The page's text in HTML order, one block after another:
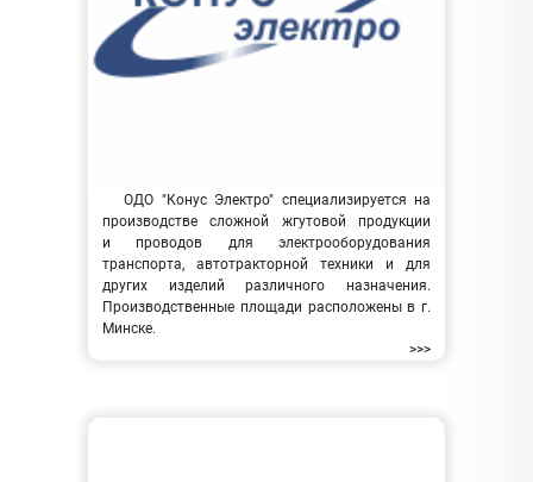
ОДО "Конус Электро" специализируется на
производстве сложной жгутовой продукции
и проводов для электрооборудования
транспорта, автотракторной техники и для
других изделий различного назначения.
Производственные площади расположены в г.
Минске.
>>>